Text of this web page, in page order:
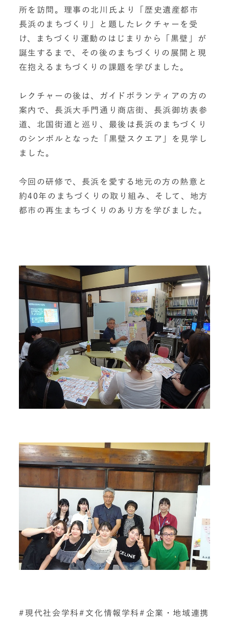
所を訪問。理事の北川氏より「歴史遺産都市
長浜のまちづくり」と題したレクチャーを受
け、まちづくり運動のはじまりから「黒壁」が
誕生するまで、その後のまちづくりの展開と現
在抱えるまちづくりの課題を学びました。
レクチャーの後は、ガイドボランティアの方の
案内で、長浜大手門通り商店街、長浜御坊表参
道、北国街道と巡り、最後は長浜のまちづくり
のシンボルとなった「黒壁スクエア」を見学し
ました。
今回の研修で、長浜を愛する地元の方の熱意と
約40年のまちづくりの取り組み、そして、地方
都市の再生まちづくりのあり方を学びました。
現代社会学科 文化情報学科 企業・地域連携